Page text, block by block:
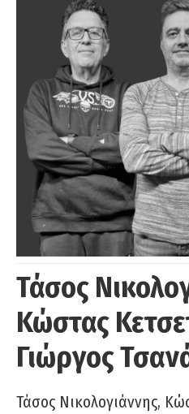
Τάσος
Κώστας
Γιώργος
Τάσος Νικολογιάννης,